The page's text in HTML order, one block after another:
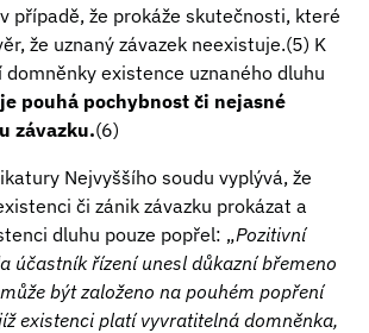
případě, že prokáže skutečnosti, které
že uznaný závazek neexistuje.(5) K
existence uznaného dluhu
pouhá pochybnost či nejasné
závazku.(6)
Nejvyššího soudu vyplývá, že
či zánik závazku prokázat a
dluhu pouze popřel: „Pozitivní
účastník řízení unesl důkazní břemeno
být založeno na pouhém popření
existenci platí vyvratitelná domněnka,